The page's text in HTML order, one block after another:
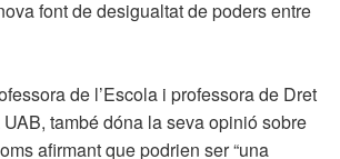
font de desigualtat de poders entre
de l’Escola i professora de Dret
també dóna la seva opinió sobre
afirmant que podrien ser “una